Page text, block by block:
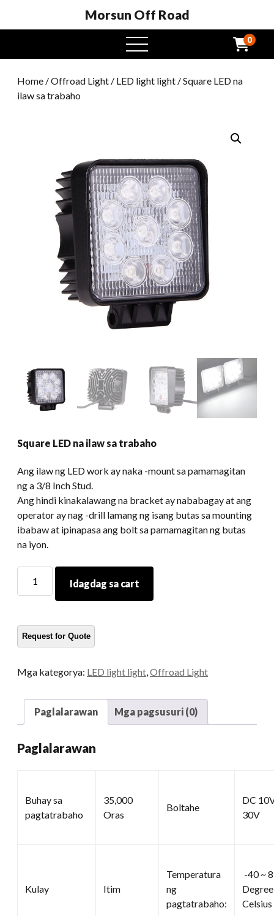
Morsun Off Road
Buksan
ang
0
Home /Offroad Light / LED light light / Square LED na
ilaw sa trabaho
Square LED na ilaw sa trabaho
Ang ilaw ng LED work ay naka -mount sa pamamagitan
ng a 3/8 Inch Stud.
Ang hindi kinakalawang na bracket ay nababagay at ang
operator ay nag -drill lamang ng isang butas sa mounting
ibabaw at ipinapasa ang bolt sa pamamagitan ng butas
na iyon.
LED
sa
trabaho
Idagdag sa cart
Mga kategorya: LED light light Offroad Light
Paglalarawan Mga pagsusuri (0)
Paglalarawan
Buhay sa
pagtatrabaho
35,000
Oras
Boltahe
DC
30V
Kulay Itim
Temperatura
ng
pagtatrabaho:
-40 ~
Degree
Celsius